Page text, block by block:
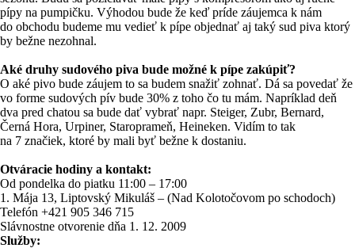
pípy na pumpičku. Výhodou bude že keď príde záujemca k nám
do obchodu budeme mu vedieť k pípe objednať aj taký sud piva ktorý
by bežne nezohnal.
Aké druhy sudového piva bude možné k pípe zakúpiť?
O aké pivo bude záujem to sa budem snažiť zohnať. Dá sa povedať že
vo forme sudových pív bude 30% z toho čo tu mám. Napríklad deň
dva pred chatou sa bude dať vybrať napr. Steiger, Zubr, Bernard,
Černá Hora, Urpiner, Staroprameň, Heineken. Vidím to tak
na 7 značiek, ktoré by mali byť bežne k dostaniu.
Otváracie hodiny a kontakt:
Od pondelka do piatku 11:00 – 17:00
1. Mája 13, Liptovský Mikuláš – (Nad Kolotočovom po schodoch)
Telefón +421 905 346 715
Slávnostne otvorenie dňa 1. 12. 2009
Služby: